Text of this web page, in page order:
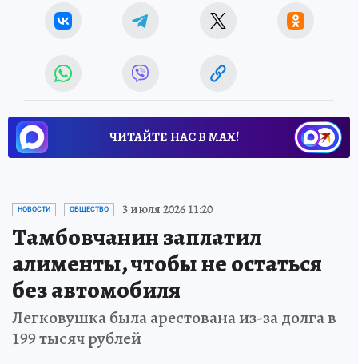
ЧИТАЙТЕ НАС В МАХ!
НОВОСТИ ОБЩЕСТВО 3 июля 2026 11:20
Тамбовчанин заплатил
алименты, чтобы не остаться
без автомобиля
Легковушка была арестована из-за долга в
199 тысяч рублей